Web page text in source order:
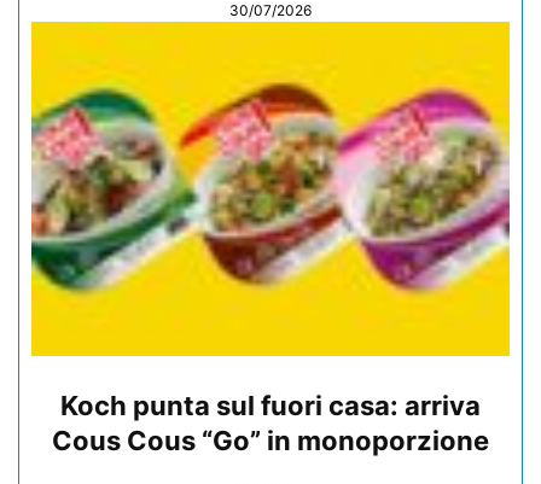
30/07/2026
Koch punta sul fuori casa: arriva
Cous Cous “Go” in monoporzione